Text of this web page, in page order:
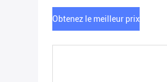
Obtenez le meilleur prix